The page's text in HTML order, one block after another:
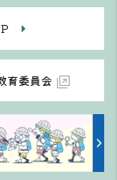
育委員会